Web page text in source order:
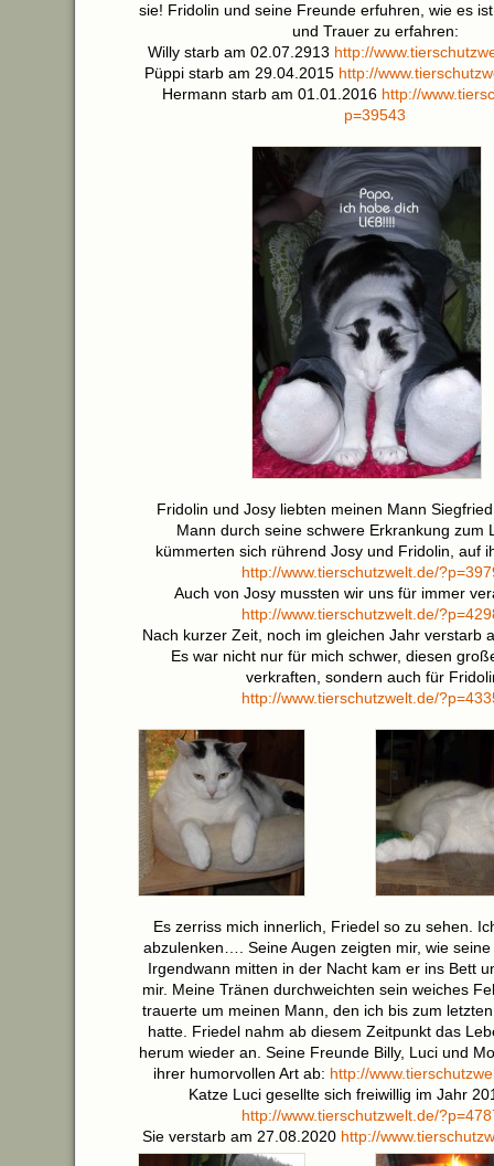
sie! Fridolin und seine Freunde erfuhren, wie es
und Trauer zu erfahren:
Willy starb am 02.07.2913 http://
Püppi starb am 29.04.2015 http://
Hermann starb am 01.01.2016 http://
p=39543
Fridolin und Josy liebten meinen Mann
Mann durch seine schwere Erkrankung zum
kümmerten sich rührend Josy und Fridolin, auf
http://www.tierschutzwelt.de/
Auch von Josy mussten wir uns für immer
http://www.tierschutzwelt.de/
Nach kurzer Zeit, noch im gleichen Jahr verstarb
Es war nicht nur für mich schwer, diesen
verkraften, sondern auch für
http://www.tierschutzwelt.de/
Es zerriss mich innerlich, Friedel so zu sehen.
abzulenken…. Seine Augen zeigten mir, wie
Irgendwann mitten in der Nacht kam er ins Bett
mir. Meine Tränen durchweichten sein weiches
trauerte um meinen Mann, den ich bis zum
hatte. Friedel nahm ab diesem Zeitpunkt das
herum wieder an. Seine Freunde Billy, Luci und
ihrer humorvollen Art ab: http://
Katze Luci gesellte sich freiwillig im Jahr
http://www.tierschutzwelt.de/
Sie verstarb am 27.08.2020 http://